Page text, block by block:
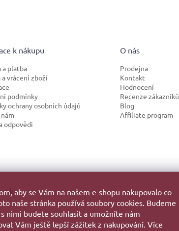
aby se Vám na našem e-shopu nakupovalo co
naše stránka používá soubory cookies. Budeme
nimi budete souhlasit a umožníte nám
Vám ještě lepší zážitek z nakupování. Více
k nákupu
a platba
a vrácení zboží
podmínky
ochrany osobních údajů
odpovědi
O nás
Prodejna
Kontakt
Hodnocení
Recenze zákazníků
Blog
Affiliate program